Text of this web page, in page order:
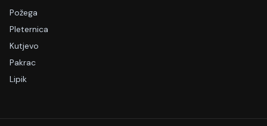
Požega
Pleternica
Kutjevo
Pakrac
Lipik